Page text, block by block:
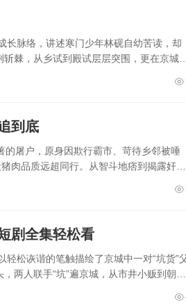
长脉络，讲述寒门少年林砚自幼苦读，却
棘，从乡试到殿试层层突围，更在京城
到底
的屠户，原身因欺行霸市、苛待乡邻被唾
肉品质远超同行。从智斗地痞到揭露奸商
剧全集轻松看
松诙谐的笔触描绘了京城中一对“坑货”
两人联手“坑”遍京城，从市井小贩到朝堂